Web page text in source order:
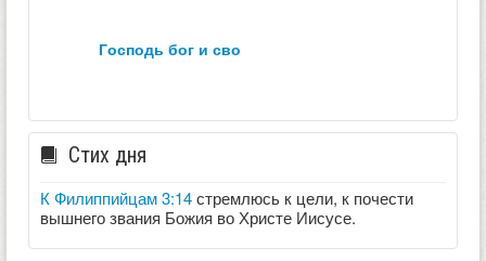
господь бог и сво
Стих дня
К Филиппийцам 3:14стремлюсь к цели, к почести
вышнего звания Божия во Христе Иисусе.